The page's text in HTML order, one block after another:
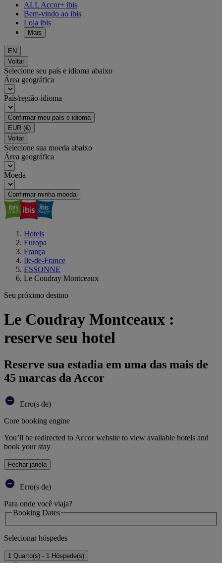
ALL Accor+ ibis
Bem-vindo ao ibis
Loja ibis
Mais
EN
Voltar
Selecione seu país e idioma abaixo
Área geográfica
País/região-idioma
Confirmar meu país e idioma
EUR (€)
Voltar
Selecione sua moeda abaixo
Área geográfica
Moeda
Confirmar minha moeda
Hotels
Europa
França
Ile-de-France
ESSONNE
Le Coudray Montceaux
Seu próximo destino
Le Coudray Montceaux :
reserve seu hotel
Reserve sua estadia em uma das mais de
45 marcas da Accor
Erro(s de)
Core booking engine
You’ll be redirected to Accor website to view available hotels and
book your stay
Fechar janela
Erro(s de)
Para onde você viaja?
Booking Dates
Selecionar hóspedes
1 Quarto(s) - 1 Hóspede(s)